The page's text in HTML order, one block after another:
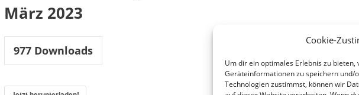
Cookie-
Um dir ein optimales Erlebnis zu
Geräteinformationen zu speichern und/
Technologien zustimmst, können wir
März 2023
977Downloads